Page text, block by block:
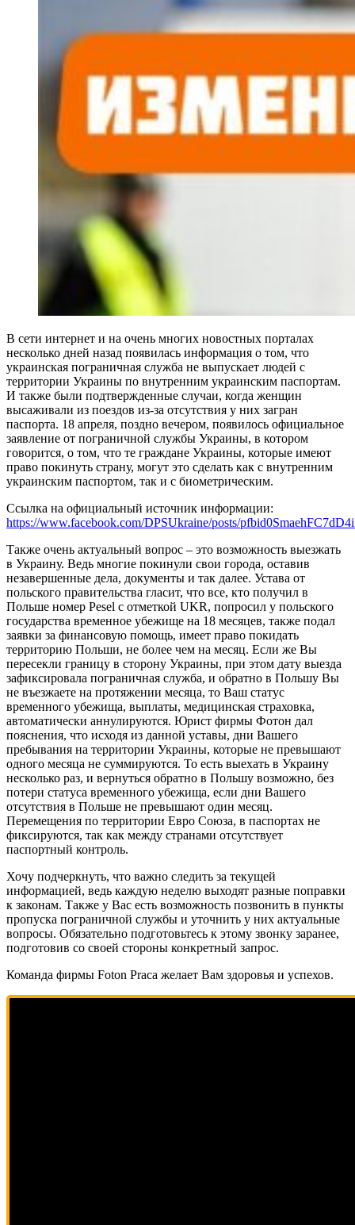
В сети интернет и на очень многих новостных порталах
несколько дней назад появилась информация о том, что
украинская пограничная служба не выпускает людей с
территории Украины по внутренним украинским паспортам.
И также были подтвержденные случаи, когда женщин
высаживали из поездов из-за отсутствия у них загран
паспорта. 18 апреля, поздно вечером, появилось официальное
заявление от пограничной службы Украины, в котором
говорится, о том, что те граждане Украины, которые имеют
право покинуть страну, могут это сделать как с внутренним
украинским паспортом, так и с биометрическим.
Ссылка на официальный источник информации:
https://www.facebook.com/DPSUkraine/posts/
Также очень актуальный вопрос – это возможность выезжать
в Украину. Ведь многие покинули свои города, оставив
незавершенные дела, документы и так далее. Устава от
польского правительства гласит, что все, кто получил в
Польше номер Pesel с отметкой UKR, попросил у польского
государства временное убежище на 18 месяцев, также подал
заявки за финансовую помощь, имеет право покидать
территорию Польши, не более чем на месяц. Если же Вы
пересекли границу в сторону Украины, при этом дату выезда
зафиксировала пограничная служба, и обратно в Польшу Вы
не въезжаете на протяжении месяца, то Ваш статус
временного убежища, выплаты, медицинская страховка,
автоматически аннулируются. Юрист фирмы Фотон дал
пояснения, что исходя из данной уставы, дни Вашего
пребывания на территории Украины, которые не превышают
одного месяца не суммируются. То есть выехать в Украину
несколько раз, и вернуться обратно в Польшу возможно, без
потери статуса временного убежища, если дни Вашего
отсутствия в Польше не превышают один месяц.
Перемещения по территории Евро Союза, в паспортах не
фиксируются, так как между странами отсутствует
паспортный контроль.
Хочу подчеркнуть, что важно следить за текущей
информацией, ведь каждую неделю выходят разные поправки
к законам. Также у Вас есть возможность позвонить в пункты
пропуска пограничной службы и уточнить у них актуальные
вопросы. Обязательно подготовьтесь к этому звонку заранее,
подготовив со своей стороны конкретный запрос.
Команда фирмы Foton Praca желает Вам здоровья и успехов.